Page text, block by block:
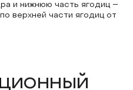
и нижнюю часть ягодиц –
верхней части ягодиц от